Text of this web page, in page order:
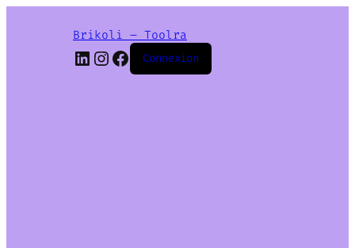
Brikoli – Toolra
LinkedIn
Instagram
Facebook
Connexion